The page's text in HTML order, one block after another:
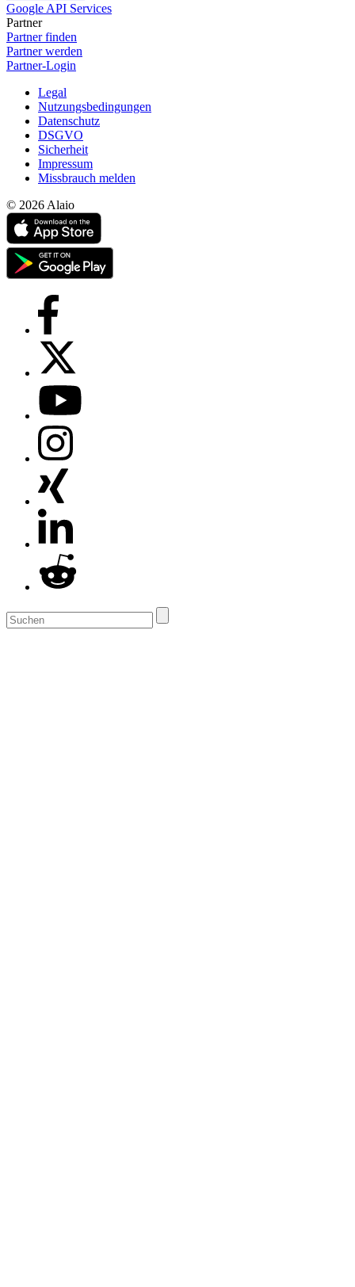
Google API Services
Partner
Partner finden
Partner werden
Partner-Login
Legal
Nutzungsbedingungen
Datenschutz
DSGVO
Sicherheit
Impressum
Missbrauch melden
© 2026 Alaio